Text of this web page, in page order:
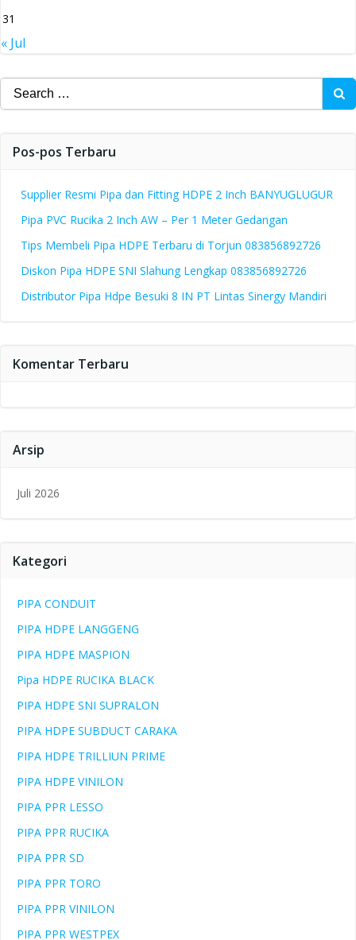
31
« Jul
Search
for:
Pos-pos Terbaru
Supplier Resmi Pipa dan Fitting HDPE 2 Inch BANYUGLUGUR
Pipa PVC Rucika 2 Inch AW – Per 1 Meter Gedangan
Tips Membeli Pipa HDPE Terbaru di Torjun 083856892726
Diskon Pipa HDPE SNI Slahung Lengkap 083856892726
Distributor Pipa Hdpe Besuki 8 IN PT Lintas Sinergy Mandiri
Komentar Terbaru
Arsip
Juli 2026
Kategori
PIPA CONDUIT
PIPA HDPE LANGGENG
PIPA HDPE MASPION
Pipa HDPE RUCIKA BLACK
PIPA HDPE SNI SUPRALON
PIPA HDPE SUBDUCT CARAKA
PIPA HDPE TRILLIUN PRIME
PIPA HDPE VINILON
PIPA PPR LESSO
PIPA PPR RUCIKA
PIPA PPR SD
PIPA PPR TORO
PIPA PPR VINILON
PIPA PPR WESTPEX